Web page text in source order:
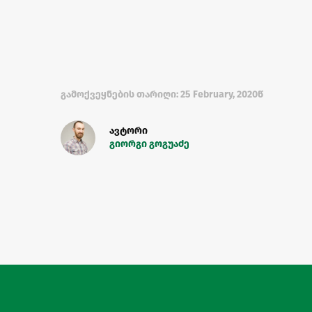
გამოქვეყნების თარიღი: 25 February, 2020წ
ავტორი
გიორგი გოგუაძე